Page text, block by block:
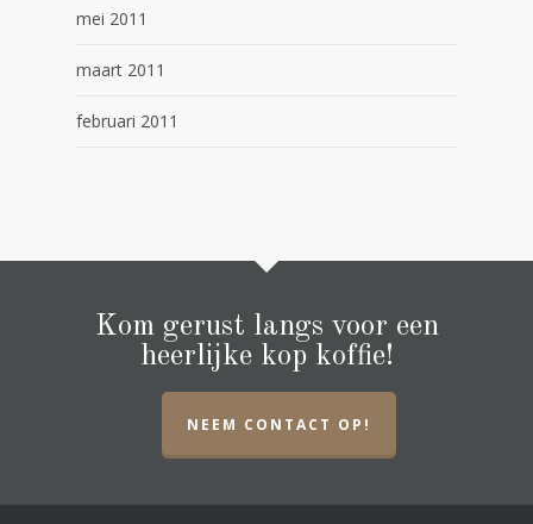
mei 2011
maart 2011
februari 2011
Kom gerust langs voor een
heerlijke kop koffie!
NEEM CONTACT OP!